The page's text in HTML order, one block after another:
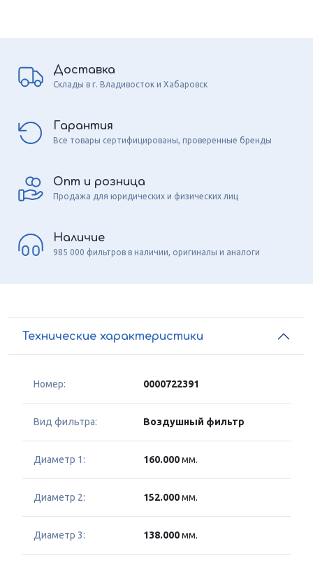
Доставка
Склады в г. Владивосток и Хабаровск
Гарантия
Все товары сертифицированы, проверенные бренды
Опт и розница
Продажа для юридических и физических лиц
Наличие
985 000 фильтров в наличии, оригиналы и аналоги
Технические характеристики
Номер: 0000722391
Вид фильтра: Воздушный фильтр
Диаметр 1: 160.000мм.
Диаметр 2: 152.000мм.
Диаметр 3: 138.000мм.